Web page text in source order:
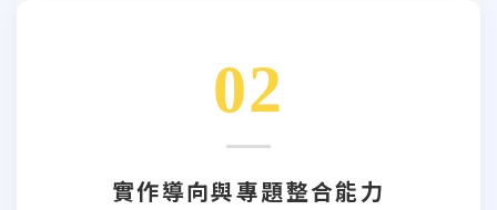
02
實作導向與專題整合能力